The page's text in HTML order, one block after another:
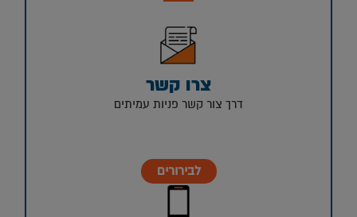
צרו קשר
דרך צור קשר פניות עמיתים
לבירורים